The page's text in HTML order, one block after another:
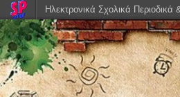
Ηλεκτρονικά Σχολικά Περιοδικά